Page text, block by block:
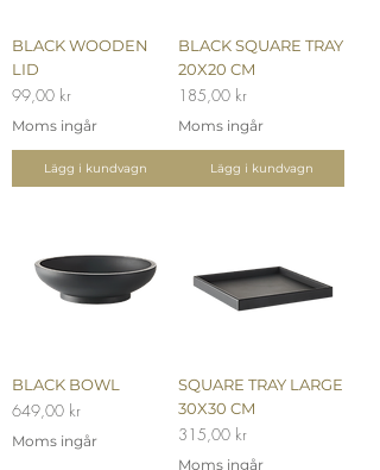
BLACK WOODEN
LID
Pris
99,00 kr
Moms ingår
Lägg i kundvagn
BLACK SQUARE TRAY
20X20 CM
Pris
185,00 kr
Moms ingår
Lägg i kundvagn
BLACK BOWL
Pris
649,00 kr
Moms ingår
SQUARE TRAY LARGE
30X30 CM
Pris
315,00 kr
Moms ingår